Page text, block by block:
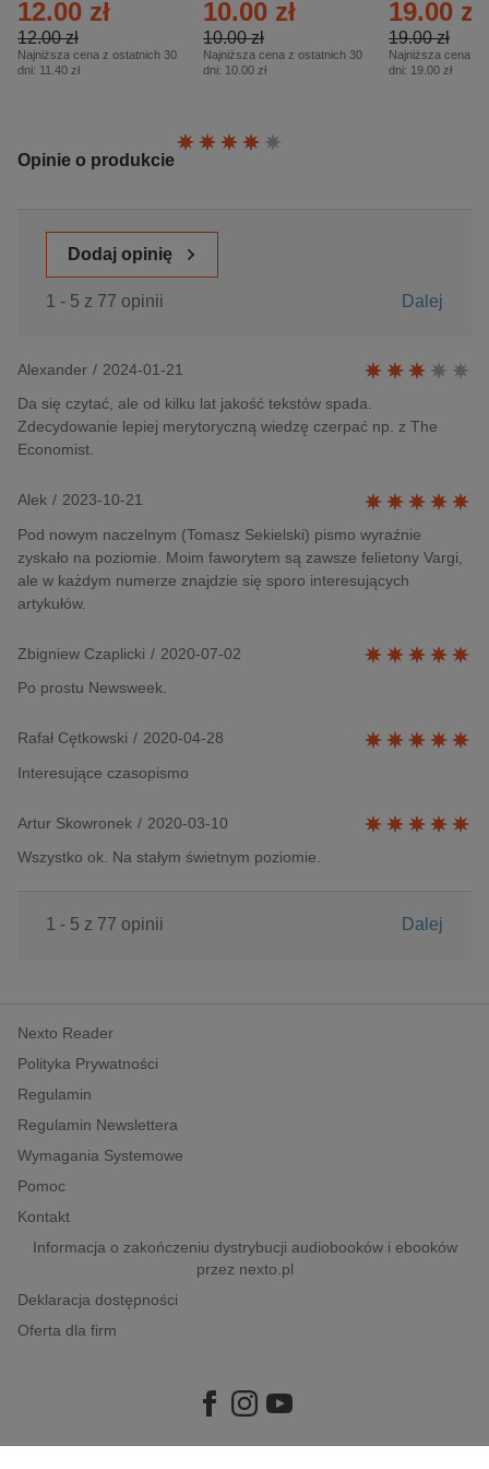
12.00 zł
12.00 zł
Najniższa cena z ostatnich 30
dni: 11.40 zł
10.00 zł
10.00 zł
Najniższa cena z ostatnich 30
dni: 10.00 zł
– 2/2026
19.00 zł
19.00 zł
Najniższa cena z
dni: 19.00 zł
Opinie o produkcie
Ocena:
Dodaj opinię
1 - 5 z 77 opinii Dalej
Alexander / 2024-01-21
Da się czytać, ale od kilku lat jakość tekstów spada.
Zdecydowanie lepiej merytoryczną wiedzę czerpać np. z The
Economist.
Alek / 2023-10-21
Pod nowym naczelnym (Tomasz Sekielski) pismo wyraźnie
zyskało na poziomie. Moim faworytem są zawsze felietony Vargi,
ale w każdym numerze znajdzie się sporo interesujących
artykułów.
Zbigniew Czaplicki / 2020-07-02
Po prostu Newsweek.
Rafał Cętkowski / 2020-04-28
Interesujące czasopismo
Artur Skowronek / 2020-03-10
Wszystko ok. Na stałym świetnym poziomie.
1 - 5 z 77 opinii Dalej
Nexto Reader
Polityka Prywatności
Regulamin
Regulamin Newslettera
Wymagania Systemowe
Pomoc
Kontakt
Informacja o zakończeniu dystrybucji audiobooków i ebooków
przez nexto.pl
Deklaracja dostępności
Oferta dla firm